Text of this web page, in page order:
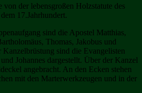
der lebensgroßen Holzstatute des
17.Jahrhundert.
sind die Apostel Matthias,
Thomas, Jakobus und
sind die Evangelisten
Johannes dargestellt. Über der Kanzel
angebracht. An den Ecken stehen
mit den Marterwerkzeugen und in der